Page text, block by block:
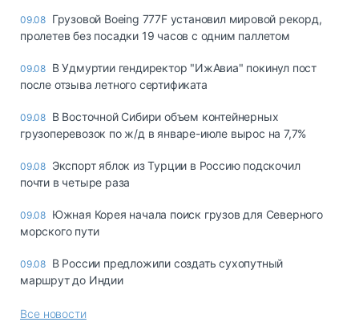
09.08 Грузовой Boeing 777F установил мировой рекорд,
пролетев без посадки 19 часов с одним паллетом
09.08 В Удмуртии гендиректор "ИжАвиа" покинул пост
после отзыва летного сертификата
09.08 В Восточной Сибири объем контейнерных
грузоперевозок по ж/д в январе-июле вырос на 7,7%
09.08 Экспорт яблок из Турции в Россию подскочил
почти в четыре раза
09.08 Южная Корея начала поиск грузов для Северного
морского пути
09.08 В России предложили создать сухопутный
маршрут до Индии
Все новости